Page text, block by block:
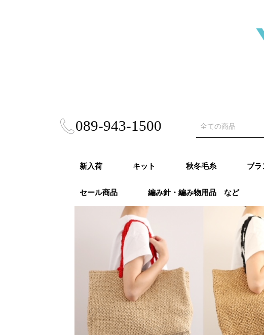
089-943-1500
新入荷 キット
秋冬キット Puppy (
ハマナカ
ダイヤ
NASKA
LANG
Katia（
オリム
春夏キット Puppy (
ハマナカ
ダイヤ
LANG(
あみぐるみ・雑貨
風工房キット
東海えりかキット
ビヨンドザリーフ
秋冬毛糸
Puppy (パピー) 秋
RICHMORE（リッチ
DARUMA（ダルマ）
ハマナカ 秋冬
NASKA（内藤商
ダイヤモンド毛糸
ニッケビクター 秋
スキー（元廣）秋冬
オリムパス 秋冬
LANG（ラング）秋
Katia（カティア）
Opal（オパール）秋
REGIA（レギア）秋
PRO LANA（プロラ
Woolly Hugs（ウー
malabrigo（マラブ
ROWAN (ローワ
alize (アリゼ）秋冬
Knit Pro（ニットプ
Urthyarns（アース
LAINES du
DMC
ブラ
ハ
ダ
ニ
ス
オ
メ
ア
ノー
リー
ク
チ
日
タ
セール商品
毛糸・春夏糸
編針・輪針セット・
アウトレット品
オパール毛糸・特別
編み針・編み物用品 など
紙 他